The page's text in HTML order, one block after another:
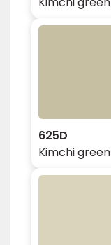
625D
Kimchi green